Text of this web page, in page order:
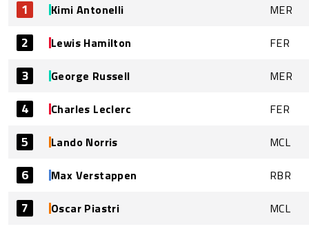
1 Kimi Antonelli MER
2 Lewis Hamilton FER
3 George Russell MER
4 Charles Leclerc FER
5 Lando Norris MCL
6 Max Verstappen RBR
7 Oscar Piastri MCL